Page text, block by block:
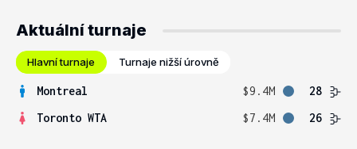
Aktuální turnaje
Hlavní turnaje Turnaje nižší úrovně
Montreal $9.4M
28
Toronto WTA
$7.4M 26